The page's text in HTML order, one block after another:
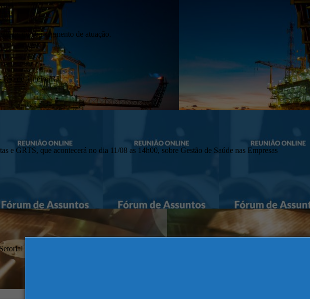
do seu segmento de atuação.
Rio de Janeiro/RJ
e GRTS, que acontecerá no dia 11/08 as 14h00, sobre Gestão de Saúde nas Empresas
de Máquinas para a Indústria Alimentícia, Farmacêutica e Refrigeração Industrial |